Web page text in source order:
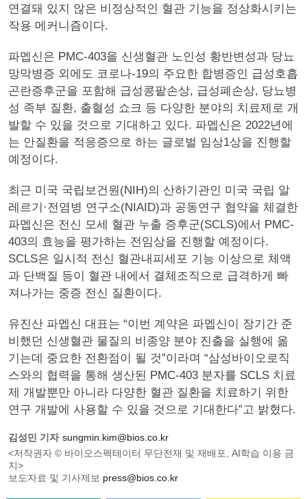
연결돼 있지 않은 비정상적인 혈관 기능을 정상화시키는
작용 메커니즘이다.
파멥신은 PMC-403을 신생혈관 노인성 황반변성과 당뇨
망막병증 외에도 코로나-19의 주요한 합병증인 급성호흡
곤란증후군을 포함해 급성콩팥손상, 급성폐손상, 당뇨병
성 족부 질환, 출혈성 쇼크 등 다양한 분야의 치료제로 개
발할 수 있을 것으로 기대하고 있다. 파멥신은 2022년에
는 안질환을 적응증으로 하는 글로벌 임상1상을 진행할
예정이다.
최근 미국 국립보건원(NIH)의 산하기관인 미국 국립 알
레르기·전염병 연구소(NIAID)과 공동연구 협약을 체결한
파멥신은 전신 모세 혈관 누출 증후군(SCLS)에서 PMC-
403의 효능을 평가하는 전임상을 진행할 예정이다.
SCLS은 일시적 전신 혈관내피세포 기능 이상으로 체액
과 단백질 등이 혈관 내에서 결체조직으로 급격하게 빠
져나가는 중증 전신 질환이다.
유진산 파멥신 대표는 “이번 계약은 파멥신이 장기간 준
비했던 신생혈관 물질의 비종양 분야 진출을 실행에 옮
기는데 중요한 전환점이 될 것”이라며 “삼성바이오로직
스와의 협력을 통해 생산된 PMC-403 분자를 SCLS 치료
제 개발뿐만 아니라 다양한 혈관 질환을 치료하기 위한
연구 개발에 사용할 수 있을 것으로 기대한다”고 밝혔다.
김성민 기자 sungmin.kim@bios.co.kr
<저작권자 © 바이오스펙테이터 무단전재 및 재배포, AI학습 이용 금
지>
보도자료 및 기사제보 press@bios.co.kr